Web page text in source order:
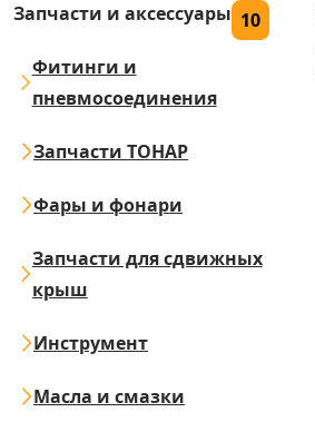
Запчасти и аксессуары 10
Фитинги и
пневмосоединения
Запчасти ТОНАР
Фары и фонари
Запчасти для сдвижных
крыш
Инструмент
Масла и смазки